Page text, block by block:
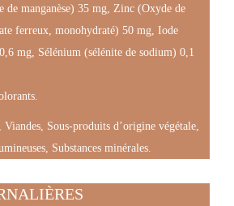
de manganèse) 35 mg, Zinc (Oxyde de
ferreux, monohydraté) 50 mg, Iode
mg, Sélénium (sélénite de sodium) 0,1
Viandes, Sous-produits d’origine végétale,
Substances minérales.